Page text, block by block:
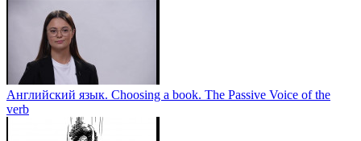
Английский язык. Choosing a book. The Passive Voice of the
verb